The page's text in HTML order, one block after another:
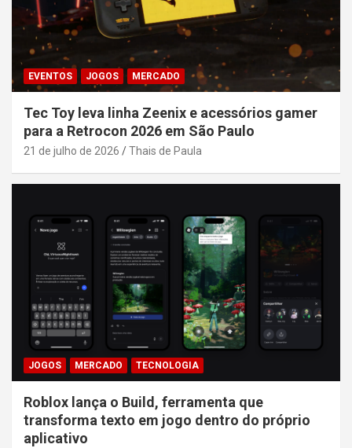
EVENTOS JOGOS MERCADO
Tec Toy leva linha Zeenix e acessórios gamer
para a Retrocon 2026 em São Paulo
21 de julho de 2026 Thais de Paula
JOGOS MERCADO TECNOLOGIA
Roblox lança o Build, ferramenta que
transforma texto em jogo dentro do próprio
aplicativo